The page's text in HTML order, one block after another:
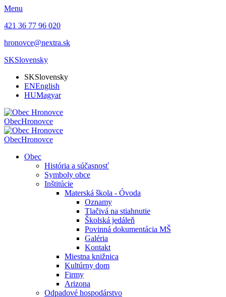
Menu
421 36 77 96 020
hronovce@nextra.sk
SKSlovensky
SKSlovensky
ENEnglish
HUMagyar
ObecHronovce
ObecHronovce
Obec
História a súčasnosť
Symboly obce
Inštitúcie
Materská škola - Óvoda
Oznamy
Tlačivá na stiahnutie
Školská jedáleň
Povinná dokumentácia MŠ
Galéria
Kontakt
Miestna knižnica
Kultúrny dom
Firmy
Arizona
Odpadové hospodárstvo